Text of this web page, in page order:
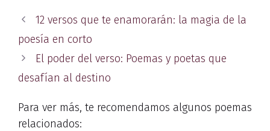
12 versos que te enamorarán: la magia de la
poesía en corto
El poder del verso: Poemas y poetas que
desafían al destino
Para ver más, te recomendamos algunos poemas
relacionados: